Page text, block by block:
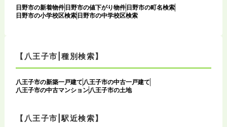
日野市の新着物件 日野市の値下がり物件 日野市の町名検索
日野市の小学校区検索 日野市の中学校区検索
【八王子市|種別検索】
八王子市の新築一戸建て 八王子市の中古一戸建て
八王子市の中古マンション 八王子市の土地
【八王子市|駅近検索】